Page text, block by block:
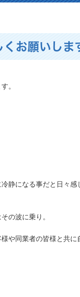
お願いしま
。
静になる事だと日々感
の波に乗り。
や同業者の皆様と共